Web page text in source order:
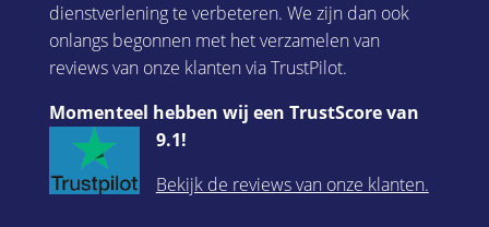
dienstverlening te verbeteren. We zijn dan ook
onlangs begonnen met het verzamelen van
reviews van onze klanten via TrustPilot.
Momenteel hebben wij een TrustScore van
9.1!
Bekijk de reviews van onze klanten.